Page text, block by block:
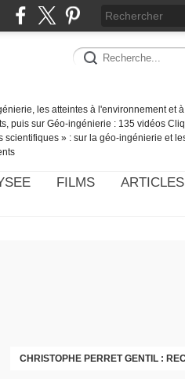
les atteintes à l'environnement et
puis sur Géo-ingénierie : 135 vidéos
» : sur la géo-ingénierie et
FILMS
CHRISTOPHE PERRET GENTIL :